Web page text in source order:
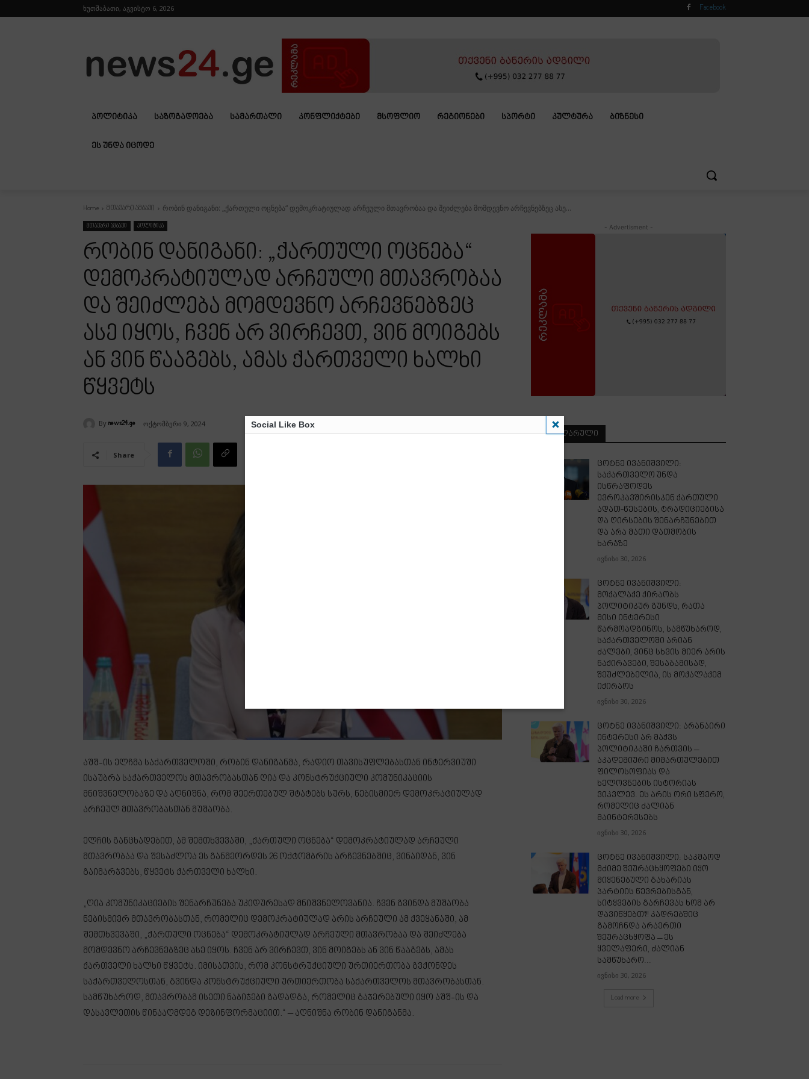
ხუთშაბათი, აგვისტო 6, 2026 Facebook
ᲞᲝᲚᲘᲢᲘᲙᲐ ᲡᲐᲖᲝᲒᲐᲓᲝᲔᲑᲐ ᲡᲐᲛᲐᲠᲗᲐᲚᲘ ᲙᲝᲜᲤᲚᲘᲥᲢᲔᲑᲘ ᲛᲡᲝᲤᲚᲘᲝ ᲠᲔᲒᲘᲝᲜᲔᲑᲘ ᲡᲞᲝᲠᲢᲘ ᲙᲣᲚᲢᲣᲠᲐ ᲑᲘᲖᲜᲔᲡᲘ
ᲔᲡ ᲣᲜᲓᲐ ᲘᲪᲝᲓᲔ
Home მთავარი ამბავი რობინ დანიგანი: „ქართული ოცნება“ დემოკრატიულად არჩეული მთავრობაა და შეიძლება მომდევნო არჩევნებზეც ასე...
მთავარი ამბავი პოლიტიკა
რობინ დანიგანი: „ქართული ოცნება“
დემოკრატიულად არჩეული მთავრობაა
და შეიძლება მომდევნო არჩევნებზეც
ასე იყოს, ჩვენ არ ვირჩევთ, ვინ მოიგებს
ან ვინ წააგებს, ამას ქართველი ხალხი
წყვეტს
By news24.ge ოქტომბერი 9, 2024
Share
აშშ-ის ელჩმა საქართველოში, რობინ დანიგანმა, რადიო თავისუფლებასთან ინტერვიუში
ისაუბრა საქართველოს მთავრობასთან ღია და კონსტრუქციული კომუნიკაციის
მნიშვნელობაზე და აღნიშნა, რომ შეერთებულ შტატებს სურს, ნებისმიერ დემოკრატიულად
არჩეულ მთავრობასთან მუშაობა.
ელჩის განცხადებით, ამ შემთხვევაში, „ქართული ოცნება“ დემოკრატიულად არჩეული
მთავრობაა და შესაძლოა ეს განმეორდეს 26 ოქტომბრის არჩევნებშიც, ვინაიდან, ვინ
გაიმარჯვებს, წყვეტს ქართველი ხალხი.
„ღია კომუნიკაციების შენარჩუნება უკიდურესად მნიშვნელოვანია. ჩვენ გვინდა მუშაობა
ნებისმიერ მთავრობასთან, რომელიც დემოკრატიულად არის არჩეული ამ ქვეყანაში, ამ
შემთხვევაში, „ქართული ოცნება“ დემოკრატიულად არჩეული მთავრობაა და შეიძლება
მომდევნო არჩევნებზეც ასე იყოს. ჩვენ არ ვირჩევთ, ვინ მოიგებს ან ვინ წააგებს, ამას
ქართველი ხალხი წყვეტს. იმისათვის, რომ კონსტრუქციული ურთიერთობა გვქონდეს
საქართველოსთან, გვინდა კონსტრუქციული ურთიერთობა საქართველოს მთავრობასთან.
სამწუხაროდ, მთავრობამ ისეთი ნაბიჯები გადადგა, რომელიც გაჯერებული იყო აშშ-ის და
დასავლეთის წინააღმდეგ დეზინფორმაციით.“ – აღნიშნა რობინ დანიგანმა.
- Advertisment -
ᲞᲝᲞᲣᲚᲐᲠᲣᲚᲘ
ცოტნე ივანიშვილი:
საქართველო უნდა
ისწრაფოდეს
ევროკავშირისკენ ქართული
ადათ-წესების, ტრადიციებისა
და ღირსების შენარჩუნებით
და არა მათი დათმობის
ხარჯზე
ივნისი 30, 2026
ცოტნე ივანიშვილი:
მოქალაქე ქირაობს
პოლიტიკურ გუნდს, რათა
მისი ინტერესი
წარმოადგინოს, სამწუხაროდ,
საქართველოში არიან
ძალები, ვინც სხვის მიერ არის
ნაქირავები, შესაბამისად,
შეუძლებელია, ის მოქალაქემ
იქირაოს
ივნისი 30, 2026
ცოტნე ივანიშვილი: არანაირი
ინტერესი არ მაქვს
პოლიტიკაში ჩართვის –
აკადემიური მიმართულებით
ფილოსოფიას და
ხელოვნების ისტორიას
ვიკვლევ. ეს არის ორი სფერო,
რომელიც ძალიან
მაინტერესებს
ივნისი 30, 2026
ცოტნე ივანიშვილი: საკმაოდ
მძიმე შეურაცხყოფები იყო
მიყენებული გახარიას
პარტიის წევრებისგან,
სიტყვების გარჩევას ხომ არ
დავიწყებთ?! კადრებშიც
გამოჩნდა არაერთი
შეურაცხყოფა – ეს
ყველაფერი, ძალიან
სამწუხარო...
ივნისი 30, 2026
Load more
Social Like Box